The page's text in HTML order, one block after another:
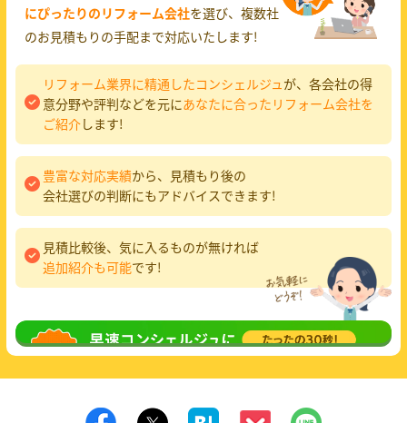
にぴったりのリフォーム会社を選び、複数社
のお見積もりの手配まで対応いたします!
リフォーム業界に精通したコンシェルジュが、各会社の得
意分野や評判などを元にあなたに合ったリフォーム会社を
ご紹介します!
豊富な対応実績から、見積もり後の
会社選びの判断にもアドバイスできます!
見積比較後、気に入るものが無ければ
追加紹介も可能です!
無料相談してみる